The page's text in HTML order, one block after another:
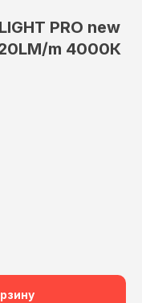
PRO new
m 4000К